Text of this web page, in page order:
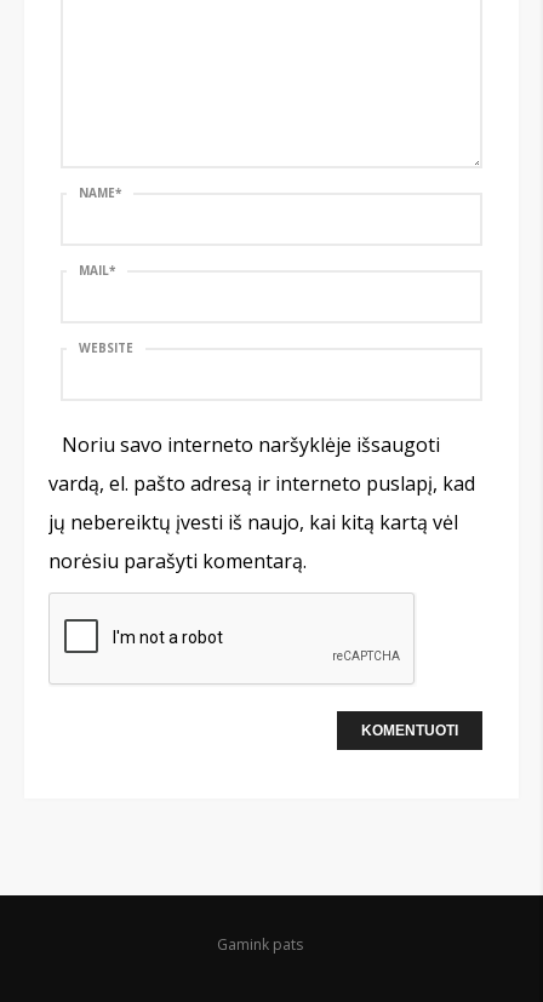
NAME*
MAIL*
WEBSITE
Noriu savo interneto naršyklėje išsaugoti
vardą, el. pašto adresą ir interneto puslapį, kad
jų nebereiktų įvesti iš naujo, kai kitą kartą vėl
norėsiu parašyti komentarą.
Gamink pats